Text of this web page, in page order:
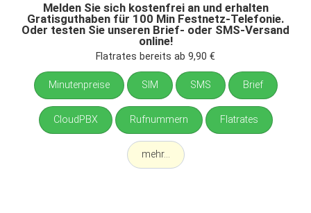
Melden Sie sich kostenfrei an und erhalten
Gratisguthaben für 100 Min Festnetz-Telefonie.
Oder testen Sie unseren Brief- oder SMS-Versand
online!
Flatrates bereits ab 9,90 €
Minutenpreise SIM SMS Brief
CloudPBX Rufnummern Flatrates
mehr...